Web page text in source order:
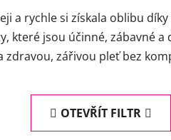
a rychle si získala oblibu
které jsou účinné, zábavné
zářivou pleť bez
OTEVŘÍT FILTR